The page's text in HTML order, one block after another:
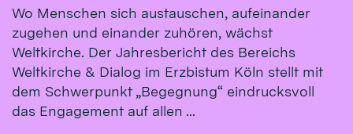
Wo Menschen sich austauschen, aufeinander
zugehen und einander zuhören, wächst
Weltkirche. Der Jahresbericht des Bereichs
Weltkirche & Dialog im Erzbistum Köln stellt mit
dem Schwerpunkt „Begegnung“ eindrucksvoll
das Engagement auf allen ...